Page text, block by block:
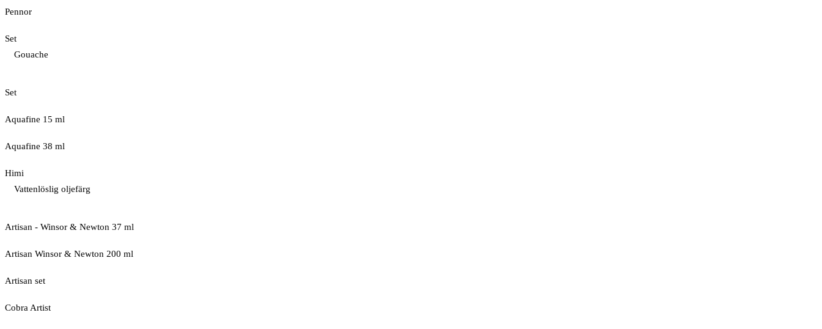
Pennor
Set
Gouache
Set
Aquafine 15 ml
Aquafine 38 ml
Himi
Vattenlöslig oljefärg
Artisan - Winsor & Newton 37 ml
Artisan Winsor & Newton 200 ml
Artisan set
Cobra Artist